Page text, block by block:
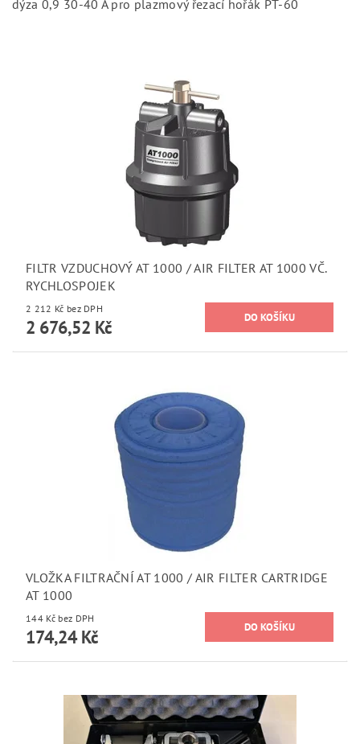
dýza 0,9 30-40 A pro plazmový řezací hořák PT-60
FILTR VZDUCHOVÝ AT 1000 / AIR FILTER AT 1000 VČ.
RYCHLOSPOJEK
2 212 Kč bez DPH
2 676,52 Kč
VLOŽKA FILTRAČNÍ AT 1000 / AIR FILTER CARTRIDGE
AT 1000
144 Kč bez DPH
174,24 Kč